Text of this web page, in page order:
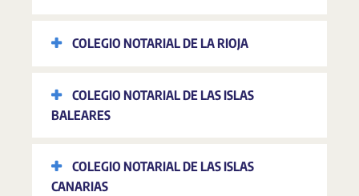
COLEGIO NOTARIAL DE LA RIOJA
COLEGIO NOTARIAL DE LAS ISLAS
BALEARES
COLEGIO NOTARIAL DE LAS ISLAS
CANARIAS